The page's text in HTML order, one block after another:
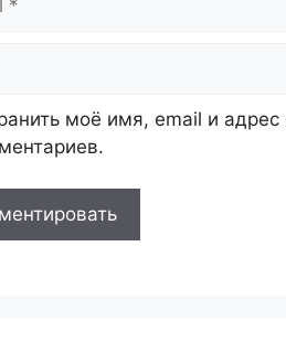
моё имя, email и